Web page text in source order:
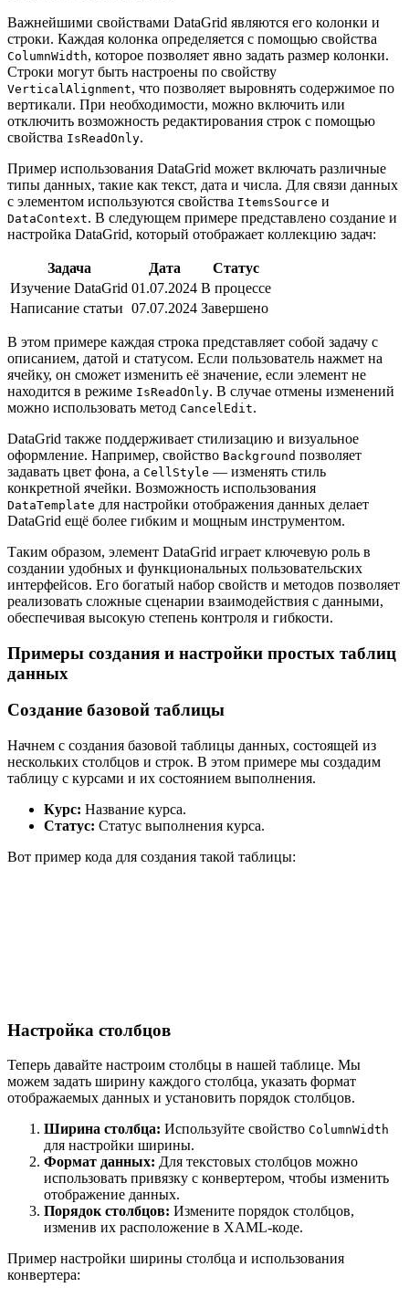
Важнейшими свойствами DataGrid являются его колонки и
строки. Каждая колонка определяется с помощью свойства
ColumnWidth, которое позволяет явно задать размер колонки.
Строки могут быть настроены по свойству
VerticalAlignment, что позволяет выровнять содержимое по
вертикали. При необходимости, можно включить или
отключить возможность редактирования строк с помощью
свойства IsReadOnly.
Пример использования DataGrid может включать различные
типы данных, такие как текст, дата и числа. Для связи данных
с элементом используются свойства ItemsSource и
DataContext. В следующем примере представлено создание и
настройка DataGrid, который отображает коллекцию задач:
Задача Дата
Статус
Изучение DataGrid 01.07.2024 В процессе
Написание статьи 07.07.2024 Завершено
В этом примере каждая строка представляет собой задачу с
описанием, датой и статусом. Если пользователь нажмет на
ячейку, он сможет изменить её значение, если элемент не
находится в режиме IsReadOnly. В случае отмены изменений
можно использовать метод CancelEdit.
DataGrid также поддерживает стилизацию и визуальное
оформление. Например, свойство Background позволяет
задавать цвет фона, а CellStyle — изменять стиль
конкретной ячейки. Возможность использования
DataTemplate для настройки отображения данных делает
DataGrid ещё более гибким и мощным инструментом.
Таким образом, элемент DataGrid играет ключевую роль в
создании удобных и функциональных пользовательских
интерфейсов. Его богатый набор свойств и методов позволяет
реализовать сложные сценарии взаимодействия с данными,
обеспечивая высокую степень контроля и гибкости.
Примеры создания и настройки простых таблиц
данных
Создание базовой таблицы
Начнем с создания базовой таблицы данных, состоящей из
нескольких столбцов и строк. В этом примере мы создадим
таблицу с курсами и их состоянием выполнения.
Курс: Название курса.
Статус: Статус выполнения курса.
Вот пример кода для создания такой таблицы:
Настройка столбцов
Теперь давайте настроим столбцы в нашей таблице. Мы
можем задать ширину каждого столбца, указать формат
отображаемых данных и установить порядок столбцов.
Ширина столбца: Используйте свойство ColumnWidth
для настройки ширины.
Формат данных: Для текстовых столбцов можно
использовать привязку с конвертером, чтобы изменить
отображение данных.
Порядок столбцов: Измените порядок столбцов,
изменив их расположение в XAML-коде.
Пример настройки ширины столбца и использования
конвертера: